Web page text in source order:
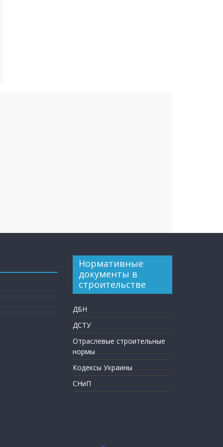
Нормативные
документы в
строительстве
ДБН
ДСТУ
Отраслевые строительные
нормы
Кодексы Украины
СНиП